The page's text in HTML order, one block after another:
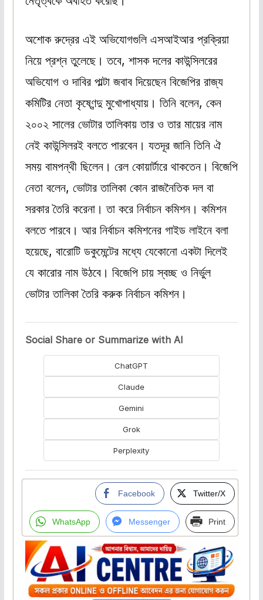
অশোক রুদ্রের এই অভিযোগগুলি এসআইআর প্রক্রিয়া
নিয়ে প্রশ্ন তুলেছে। তবে, শাসক দলের কাউন্সিলরের
অভিযোগ ও দাবির পাল্টা জবাব দিয়েছেন বিজেপির রাজ্য
কমিটির নেতা কৃষ্ণেন্দু মুখোপাধ্যায়। তিনি বলেন, কেন
২০০২ সালের ভোটার তালিকায় তার ও তার মায়ের নাম
নেই কাউন্সিলরই বলতে পারবেন। যতদূর জানি তিনি ঐ
সময় বামপন্থী ছিলেন। রেল কোয়ার্টারে থাকতেন। বিজেপি
নেতা বলেন, ভোটার তালিকা কোন রাজনৈতিক দল বা
সরকার তৈরি করেনা। তা করে নির্বাচন কমিশন। কমিশন
বলতে পারবে। আর নির্বাচন কমিশনের গাইড লাইনে বলা
হয়েছে, বারোটি ডকুমেন্টের মধ্যে যেকোনো একটা দিলেই
যে কারোর নাম উঠবে। বিজেপি চায় স্বচ্ছ ও নির্ভুল
ভোটার তালিকা তৈরি করুক নির্বাচন কমিশন।
Social Share or Summarize with AI
ChatGPT
Claude
Gemini
Grok
Perplexity
Facebook Twitter/X
WhatsApp Messenger Print